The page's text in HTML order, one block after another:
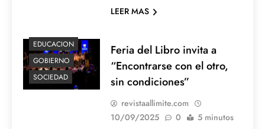
LEER MAS
EDUCACION
GOBIERNO
SOCIEDAD
Feria del Libro invita a
“Encontrarse con el otro,
sin condiciones”
revistaallimite.com
10/09/2025
0 5 minutos